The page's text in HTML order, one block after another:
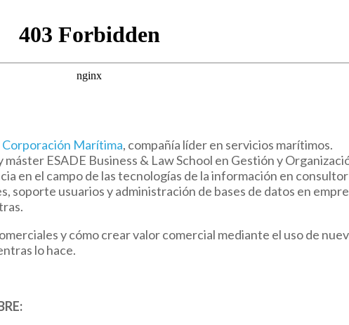
Corporación Marítima, compañía líder en servicios marítimos.
ESADE Business & Law School en Gestión y
en el campo de las tecnologías de la información en
soporte usuarios y administración de bases de datos en
y cómo crear valor comercial mediante el uso de
lo hace.